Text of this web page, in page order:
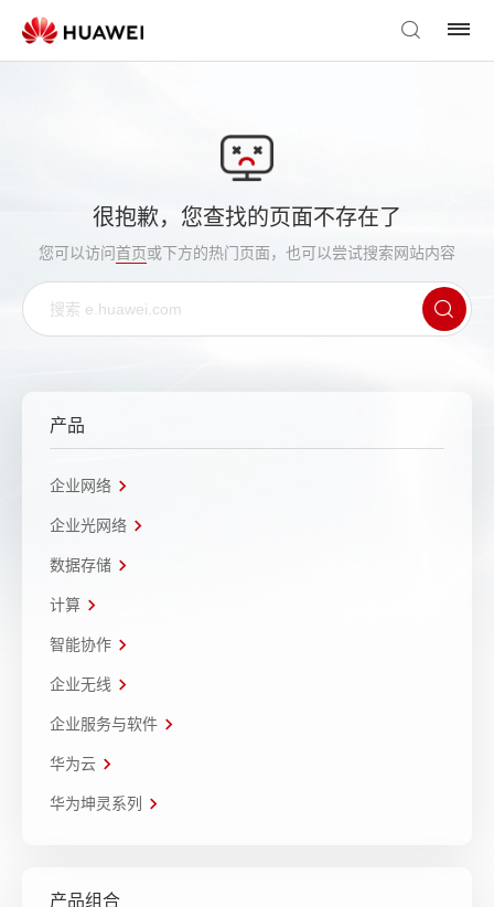
很抱歉，您查找的页面不存在了
您可以访问首页或下方的热门页面，也可以尝试搜索网站内容
产品
企业网络
企业光网络
数据存储
计算
智能协作
企业无线
企业服务与软件
华为云
华为坤灵系列
产品组合